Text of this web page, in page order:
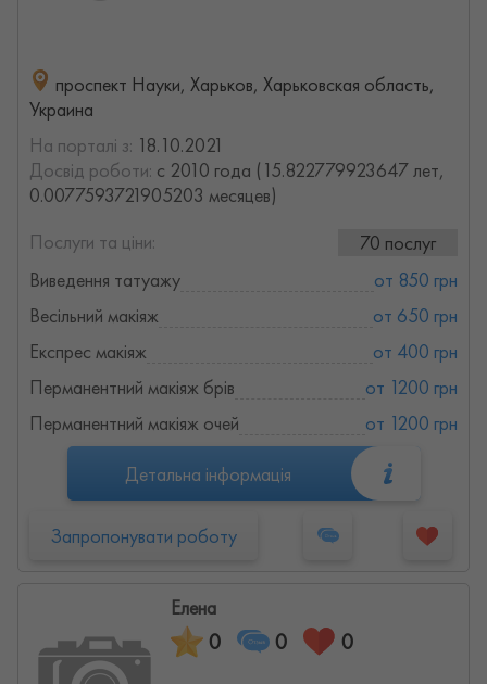
проспект Науки, Харьков, Харьковская область,
Украина
На порталі з: 18.10.2021
Досвід роботи: с 2010 года (15.822779923647 лет,
0.0077593721905203 месяцев)
Послуги та ціни:
70 послуг
Виведення татуажу
от 850 грн
Весільний макіяж
от 650 грн
Експрес макіяж
от 400 грн
Перманентний макіяж брів
от 1200 грн
Перманентний макіяж очей
от 1200 грн
Детальна інформація
Запропонувати роботу
Елена
0 0 0